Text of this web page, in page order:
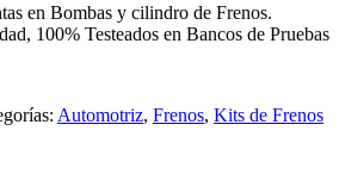
en Bombas y cilindro de Frenos.
100% Testeados en Bancos de Pruebas
Automotriz, Frenos, Kits de Frenos